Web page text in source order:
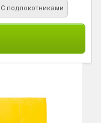
С подлокотниками